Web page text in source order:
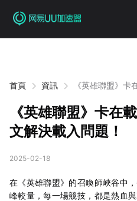
首頁 資訊
《英雄聯盟》卡
《英雄聯盟》卡在
文解決載入問題！
2025-02-18
在《英雄聯盟》的召喚師峽谷中
峰較量，每一場競技，都是熱血